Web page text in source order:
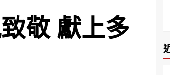
敬 獻上多